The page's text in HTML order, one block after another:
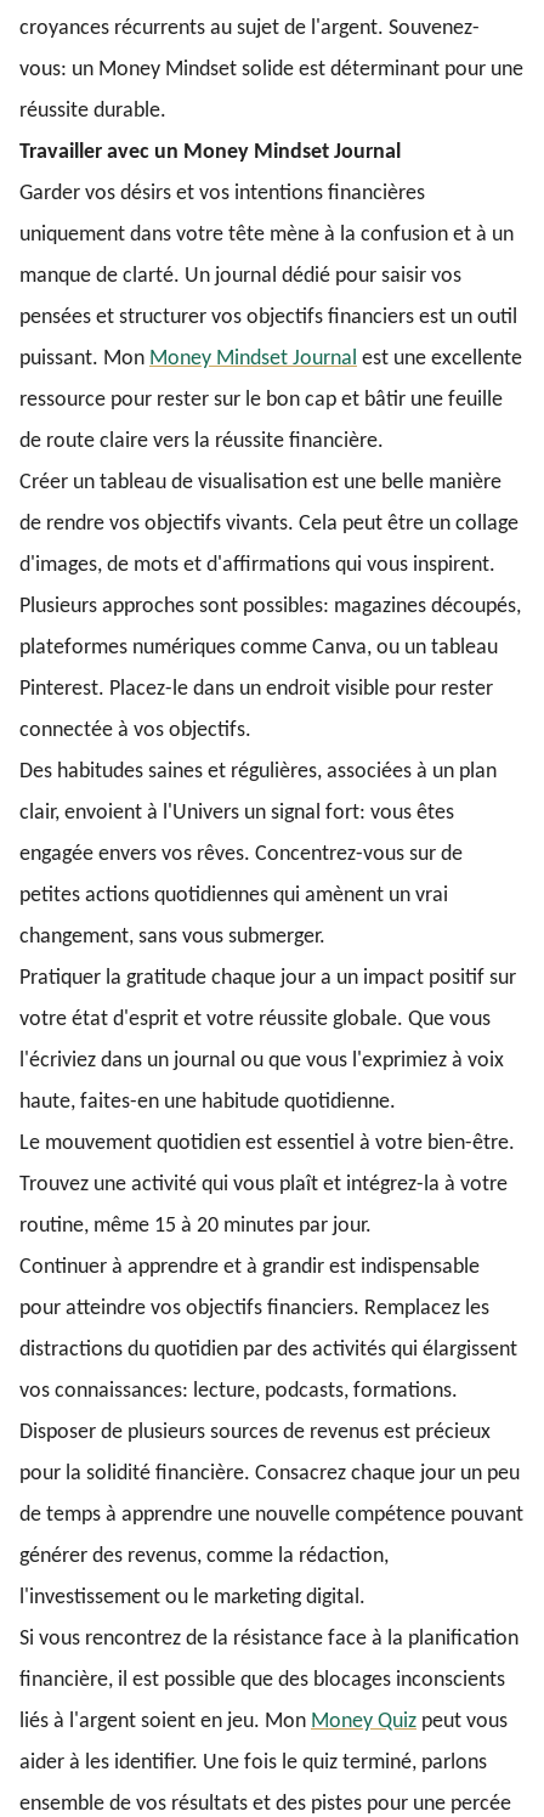
croyances récurrents au sujet de l'argent. Souvenez-
vous: un Money Mindset solide est déterminant pour une
réussite durable.
Travailler avec un Money Mindset Journal
Garder vos désirs et vos intentions financières
uniquement dans votre tête mène à la confusion et à un
manque de clarté. Un journal dédié pour saisir vos
pensées et structurer vos objectifs financiers est un outil
puissant. Mon Money Mindset Journal est une excellente
ressource pour rester sur le bon cap et bâtir une feuille
de route claire vers la réussite financière.
Créer un tableau de visualisation est une belle manière
de rendre vos objectifs vivants. Cela peut être un collage
d'images, de mots et d'affirmations qui vous inspirent.
Plusieurs approches sont possibles: magazines découpés,
plateformes numériques comme Canva, ou un tableau
Pinterest. Placez-le dans un endroit visible pour rester
connectée à vos objectifs.
Des habitudes saines et régulières, associées à un plan
clair, envoient à l'Univers un signal fort: vous êtes
engagée envers vos rêves. Concentrez-vous sur de
petites actions quotidiennes qui amènent un vrai
changement, sans vous submerger.
Pratiquer la gratitude chaque jour a un impact positif sur
votre état d'esprit et votre réussite globale. Que vous
l'écriviez dans un journal ou que vous l'exprimiez à voix
haute, faites-en une habitude quotidienne.
Le mouvement quotidien est essentiel à votre bien-être.
Trouvez une activité qui vous plaît et intégrez-la à votre
routine, même 15 à 20 minutes par jour.
Continuer à apprendre et à grandir est indispensable
pour atteindre vos objectifs financiers. Remplacez les
distractions du quotidien par des activités qui élargissent
vos connaissances: lecture, podcasts, formations.
Disposer de plusieurs sources de revenus est précieux
pour la solidité financière. Consacrez chaque jour un peu
de temps à apprendre une nouvelle compétence pouvant
générer des revenus, comme la rédaction,
l'investissement ou le marketing digital.
Si vous rencontrez de la résistance face à la planification
financière, il est possible que des blocages inconscients
liés à l'argent soient en jeu. Mon Money Quiz peut vous
aider à les identifier. Une fois le quiz terminé, parlons
ensemble de vos résultats et des pistes pour une percée